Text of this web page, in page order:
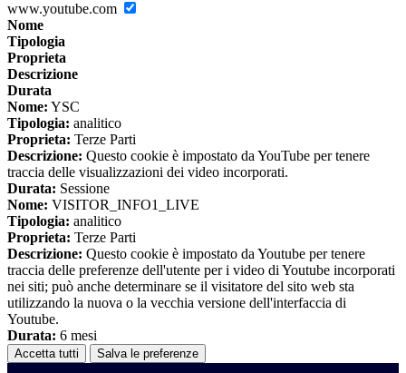
www.youtube.com
Nome
Tipologia
Proprieta
Descrizione
Durata
Nome: YSC
Tipologia: analitico
Proprieta: Terze Parti
Descrizione: Questo cookie è impostato da YouTube per tenere
traccia delle visualizzazioni dei video incorporati.
Durata: Sessione
Nome: VISITOR_INFO1_LIVE
Tipologia: analitico
Proprieta: Terze Parti
Descrizione: Questo cookie è impostato da Youtube per tenere
traccia delle preferenze dell'utente per i video di Youtube incorporati
nei siti; può anche determinare se il visitatore del sito web sta
utilizzando la nuova o la vecchia versione dell'interfaccia di
Youtube.
Durata: 6 mesi
Accetta tutti Salva le preferenze